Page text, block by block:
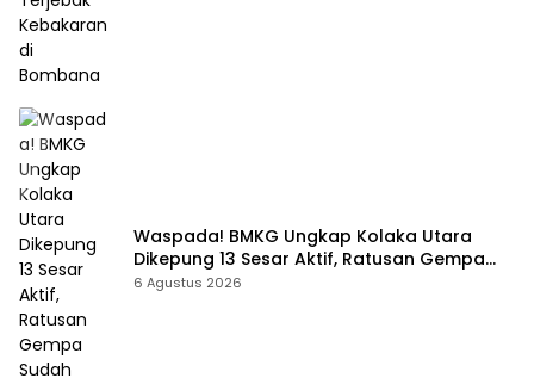
Waspada! BMKG Ungkap Kolaka Utara
Dikepung 13 Sesar Aktif, Ratusan Gempa
Sudah Terekam
6 Agustus 2026